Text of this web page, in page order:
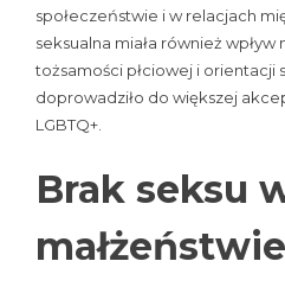
społeczeństwie i w relacjach
seksualna miała również
tożsamości płciowej i orientacji
doprowadziło do większej
LGBTQ+.
Brak seksu
małżeństwie